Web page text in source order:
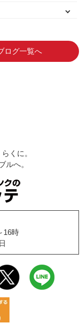
ログ一覧へ
くに。
ルへ。
16時